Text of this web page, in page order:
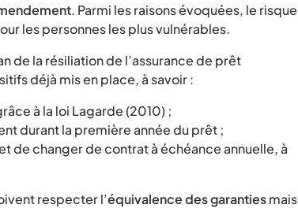
. Parmi les raisons évoquées, le risque
les personnes les plus vulnérables.
de la résiliation de l’assurance de prêt
déjà mis en place, à savoir :
à la loi Lagarde (2010) ;
durant la première année du prêt ;
de changer de contrat à échéance annuelle, à
respecter l’équivalence des garantiesmais